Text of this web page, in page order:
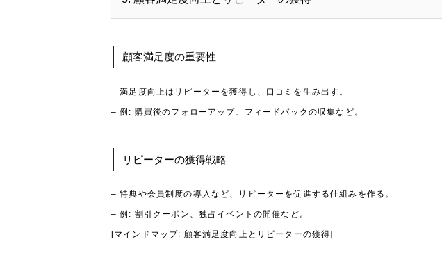
顧客満足度の重要性
– 満足度向上はリピーターを獲得し、口コミを生み出す。
– 例: 購買後のフォローアップ、フィードバックの収集など。
リピーターの獲得戦略
– 特典や会員制度の導入など、リピーターを促進する仕組みを作る。
– 例: 割引クーポン、独占イベントの開催など。
[マインドマップ: 顧客満足度向上とリピーターの獲得]